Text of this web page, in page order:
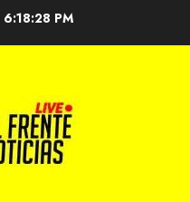
6:18:28 PM